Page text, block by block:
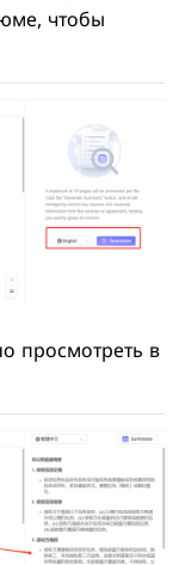
чтобы
просмотреть в